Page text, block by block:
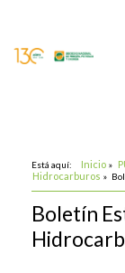
Está aquí: Inicio »
Hidrocarburos »
Boletín